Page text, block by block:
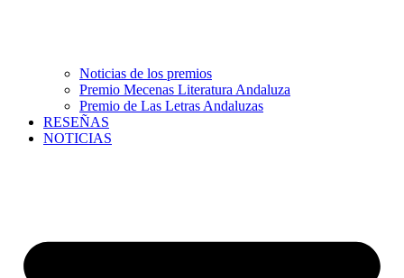
Noticias de los premios
Premio Mecenas Literatura Andaluza
Premio de Las Letras Andaluzas
RESEÑAS
NOTICIAS